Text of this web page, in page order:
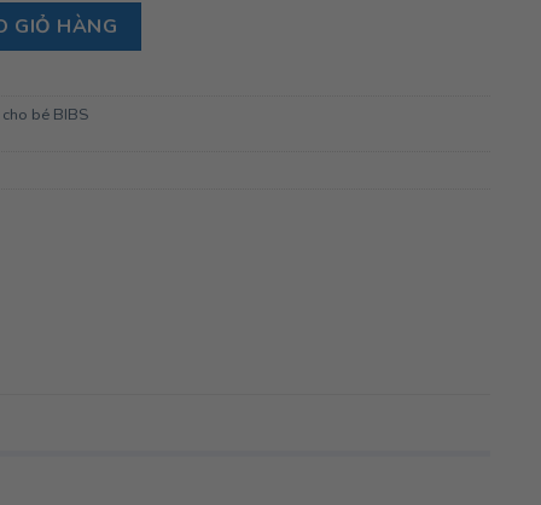
Pacifier Couture Size 1 từ 0-6 tháng tuổi, Vanilla số lượng
GIỎ HÀNG
bé BIBS